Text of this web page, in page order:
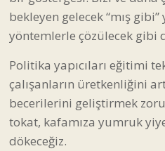
bekleyen gelecek “mış
yöntemlerle çözülecek gibi
Politika yapıcıları eğitimi
çalışanların üretkenliğini
becerilerini geliştirmek
tokat, kafamıza yumruk
dökeceğiz.